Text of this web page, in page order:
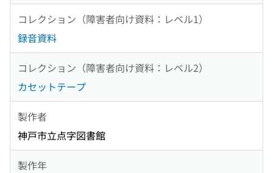
コレクション（障害者向け資料：レベル1）
録音資料
コレクション（障害者向け資料：レベル2）
カセットテープ
製作者
神戸市立点字図書館
製作年